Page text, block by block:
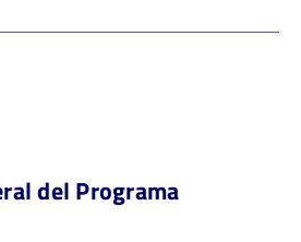
del Programa